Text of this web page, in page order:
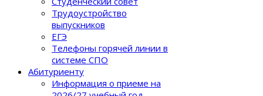
Трудоустройство
выпускников
ЕГЭ
Телефоны горячей линии в
системе СПО
Абитуриенту
Информация о приеме на